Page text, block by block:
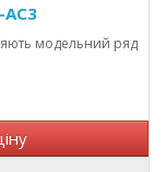
модельний ряд